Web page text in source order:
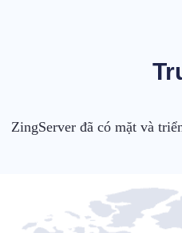
ZingServer đã có mặt và